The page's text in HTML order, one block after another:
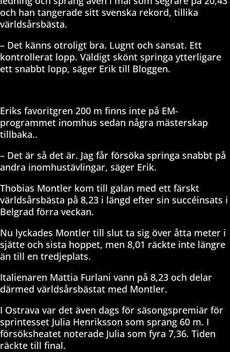
och han tangerade sitt svenska rekord, tillika
världsårsbästa.
– Det känns otroligt bra. Lugnt och sansat. Ett
kontrollerat lopp. Väldigt skönt springa ytterligare
ett snabbt lopp, säger Erik till Bloggen.
Eriks favoritgren 200 m finns inte på EM-
programmet inomhus sedan några mästerskap
tillbaka..
– Det är så det är. Jag får försöka springa snabbt på
andra inomhustävlingar, säger Erik.
Thobias Montler kom till galan med ett färskt
världsårsbästa på 8,23 i längd efter sin succéinsats i
Belgrad förra veckan.
Nu lyckades Montler till slut ta sig över åtta meter i
sjätte och sista hoppet, men 8,01 räckte inte längre
än till en tredjeplats.
Italienaren Mattia Furlani vann på 8,23 och delar
därmed världsårsbästat med Montler.
I Ostrava var det även dags för säsongspremiär för
sprintesset Julia Henriksson som sprang 60 m. I
försöksheatet noterade Julia som fyra 7,36. Tiden
räckte till final.